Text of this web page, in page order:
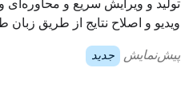
تولید و ویرایش سریع و محاوره‌ای
ویدیو و اصلاح نتایج از طریق زبان
پیش‌نمایش جدید